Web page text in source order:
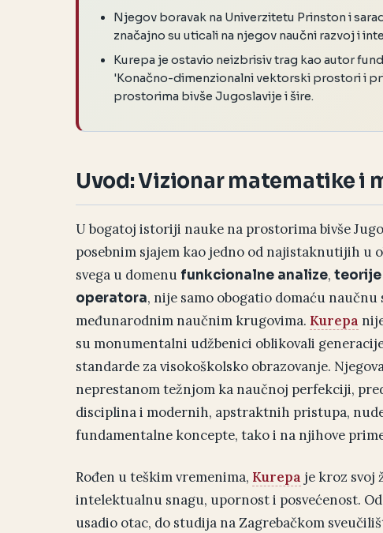
Njegov boravak na Univerzitetu Prinston i
značajno su uticali na njegov naučni razvoj i
Kurepa je ostavio neizbrisiv trag kao autor
'Konačno-dimenzionalni vektorski prostori i
prostorima bivše Jugoslavije i šire.
Uvod: Vizionar matematike i
U bogatoj istoriji nauke na prostorima bivše
posebnim sjajem kao jedno od najistaknutijih u
svega u domenu funkcionalne analize, teorije
operatora, nije samo obogatio domaću
međunarodnim naučnim krugovima. Kurepa
su monumentalni udžbenici oblikovali
standarde za visokoškolsko obrazovanje.
neprestanom težnjom ka naučnoj perfekciji,
disciplina i modernih, apstraktnih pristupa,
fundamentalne koncepte, tako i na njihove
Rođen u teškim vremenima, Kurepa je kroz svoj
intelektualnu snagu, upornost i posvećenost.
usadio otac, do studija na Zagrebačkom